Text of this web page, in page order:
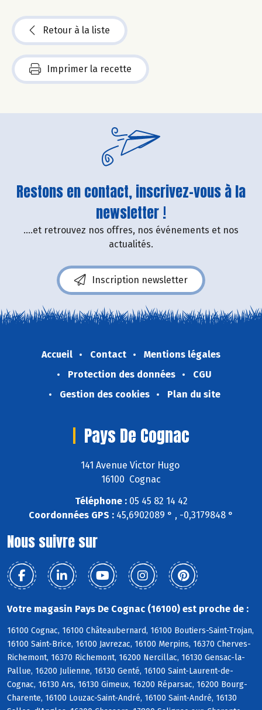
Retour à la liste
Imprimer la recette
Restons en contact, inscrivez-vous à la
newsletter !
....et retrouvez nos offres, nos événements et nos
actualités.
Inscription newsletter
Accueil Contact
Mentions légales
Protection des données
CGU
Gestion des cookies
Plan du site
Pays De Cognac
141 Avenue Victor Hugo
16100 Cognac
Téléphone :05 45 82 14 42
Coordonnées GPS : 45,6902089 ° , -0,3179848 °
Nous suivre sur
Votre magasin Pays De Cognac (16100) est proche de :
16100 Cognac, 16100 Châteaubernard, 16100 Boutiers-Saint-Trojan,
16100 Saint-Brice, 16100 Javrezac, 16100 Merpins, 16370 Cherves-
Richemont, 16370 Richemont, 16200 Nercillac, 16130 Gensac-la-
Pallue, 16200 Julienne, 16130 Genté, 16100 Saint-Laurent-de-
Cognac, 16130 Ars, 16130 Gimeux, 16200 Réparsac, 16200 Bourg-
Charente, 16100 Louzac-Saint-André, 16100 Saint-André, 16130